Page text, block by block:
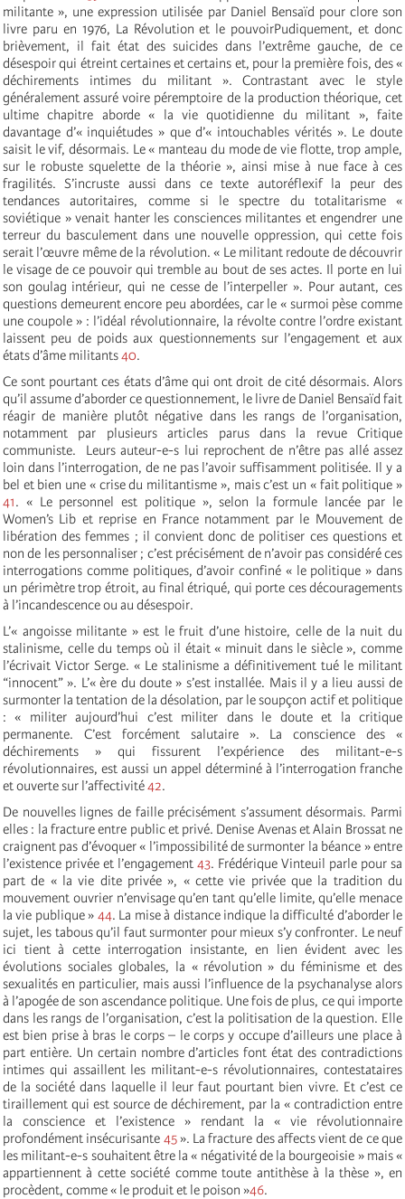
militante », une expression utilisée par Daniel Bensaïd pour clore son
livre paru en 1976, La Révolution et le pouvoirPudiquement, et donc
brièvement, il fait état des suicides dans l’extrême gauche, de ce
désespoir qui étreint certaines et certains et, pour la première fois, des «
déchirements intimes du militant ». Contrastant avec le style
généralement assuré voire péremptoire de la production théorique, cet
ultime chapitre aborde « la vie quotidienne du militant », faite
davantage d’« inquiétudes » que d’« intouchables vérités ». Le doute
saisit le vif, désormais. Le « manteau du mode de vie flotte, trop ample,
sur le robuste squelette de la théorie », ainsi mise à nue face à ces
fragilités. S’incruste aussi dans ce texte autoréflexif la peur des
tendances autoritaires, comme si le spectre du totalitarisme «
soviétique » venait hanter les consciences militantes et engendrer une
terreur du basculement dans une nouvelle oppression, qui cette fois
serait l’œuvre même de la révolution. « Le militant redoute de découvrir
le visage de ce pouvoir qui tremble au bout de ses actes. Il porte en lui
son goulag intérieur, qui ne cesse de l’interpeller ». Pour autant, ces
questions demeurent encore peu abordées, car le « surmoi pèse comme
une coupole » : l’idéal révolutionnaire, la révolte contre l’ordre existant
laissent peu de poids aux questionnements sur l’engagement et aux
états d’âme militants40.
Ce sont pourtant ces états d’âme qui ont droit de cité désormais. Alors
qu’il assume d’aborder ce questionnement, le livre de Daniel Bensaïd fait
réagir de manière plutôt négative dans les rangs de l’organisation,
notamment par plusieurs articles parus dans la revue Critique
communiste. Leurs auteur-e-s lui reprochent de n’être pas allé assez
loin dans l’interrogation, de ne pas l’avoir suffisamment politisée. Il y a
bel et bien une « crise du militantisme », mais c’est un « fait politique »
41. « Le personnel est politique », selon la formule lancée par le
Women’s Lib et reprise en France notamment par le Mouvement de
libération des femmes ; il convient donc de politiser ces questions et
non de les personnaliser ; c’est précisément de n’avoir pas considéré ces
interrogations comme politiques, d’avoir confiné « le politique » dans
un périmètre trop étroit, au final étriqué, qui porte ces découragements
à l’incandescence ou au désespoir.
L’« angoisse militante » est le fruit d’une histoire, celle de la nuit du
stalinisme, celle du temps où il était « minuit dans le siècle », comme
l’écrivait Victor Serge. « Le stalinisme a définitivement tué le militant
“innocent” ». L’« ère du doute » s’est installée. Mais il y a lieu aussi de
surmonter la tentation de la désolation, par le soupçon actif et politique
: « militer aujourd’hui c’est militer dans le doute et la critique
permanente. C’est forcément salutaire ». La conscience des «
déchirements » qui fissurent l’expérience des militant-e-s
révolutionnaires, est aussi un appel déterminé à l’interrogation franche
et ouverte sur l’affectivité42.
De nouvelles lignes de faille précisément s’assument désormais. Parmi
elles : la fracture entre public et privé. Denise Avenas et Alain Brossat ne
craignent pas d’évoquer « l’impossibilité de surmonter la béance » entre
l’existence privée et l’engagement 43. Frédérique Vinteuil parle pour sa
part de « la vie dite privée », « cette vie privée que la tradition du
mouvement ouvrier n’envisage qu’en tant qu’elle limite, qu’elle menace
la vie publique » 44. La mise à distance indique la difficulté d’aborder le
sujet, les tabous qu’il faut surmonter pour mieux s’y confronter. Le neuf
ici tient à cette interrogation insistante, en lien évident avec les
évolutions sociales globales, la « révolution » du féminisme et des
sexualités en particulier, mais aussi l’influence de la psychanalyse alors
à l’apogée de son ascendance politique. Une fois de plus, ce qui importe
dans les rangs de l’organisation, c’est la politisation de la question. Elle
est bien prise à bras le corps – le corps y occupe d’ailleurs une place à
part entière. Un certain nombre d’articles font état des contradictions
intimes qui assaillent les militant-e-s révolutionnaires, contestataires
de la société dans laquelle il leur faut pourtant bien vivre. Et c’est ce
tiraillement qui est source de déchirement, par la « contradiction entre
la conscience et l’existence » rendant la « vie révolutionnaire
profondément insécurisante 45». La fracture des affects vient de ce que
les militant-e-s souhaitent être la « négativité de la bourgeoisie » mais «
appartiennent à cette société comme toute antithèse à la thèse », en
procèdent, comme « le produit et le poison »46.